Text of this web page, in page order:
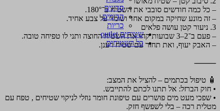
סדינים
הדומים
כריות
שטיחים outlet
כל השטיחים
– כל כמה חודשים סובבי את השטיח ב־180°.
– זה מונע שחיקה במקום אחד ושומר על צבע אחיד.
3. ניעור קטן עושה פלאים
– פעם ב־2–3 שבועות קחו את השטיח החוצה ותני לו טפיחה טובה.
– האבק יעוף, ואת תחזר עם שטיח רענן.
⸻
🧴 טיפול בכתמים – להציל את המצב:
• חוק הברזל: אל תתנו לכתם להתייבש.
• שפכי מעט מים פושרים עם טיפונת חומר נוזלי לניקוי שטיחים , טפח עם
מטלית רכה – בלי לשפשף חזק.